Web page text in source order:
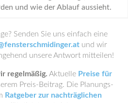
und wie der Ablauf aussieht.
Senden Sie uns einfach eine
und wir
unsere Antwort mitteilen!
regelmäßig. Aktuelle Preise für
Preis-Beitrag. Die Planungs-
Ratgeber zur nachträglichen